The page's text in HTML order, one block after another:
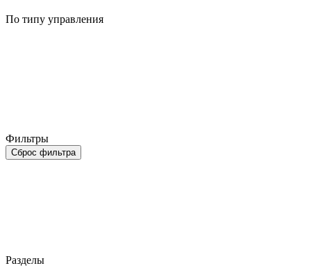
По типу управления
Фильтры
Сброс фильтра
Разделы